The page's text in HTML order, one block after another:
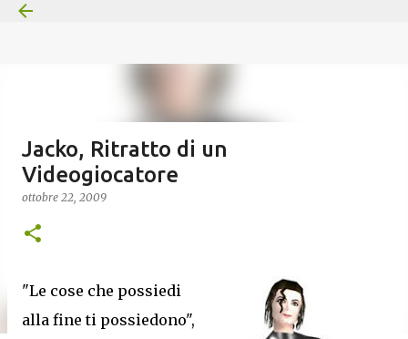
Jacko, Ritratto di un
Videogiocatore
ottobre 22, 2009
"Le cose che possiedi
alla fine ti possiedono",